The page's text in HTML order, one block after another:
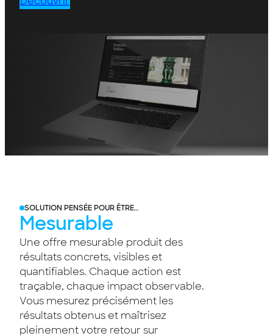
SOLUTION PENSÉE POUR ÊTRE…
Mesurable
Une offre mesurable produit des
résultats concrets, visibles et
quantifiables. Chaque action est
traçable, chaque impact observable.
Vous mesurez précisément les
résultats obtenus et maîtrisez
pleinement votre retour sur